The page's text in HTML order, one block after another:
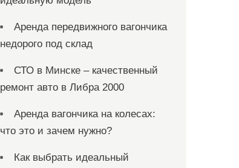
Аренда передвижного вагончика
недорого под склад
СТО в Минске – качественный
ремонт авто в Либра 2000
Аренда вагончика на колесах:
что это и зачем нужно?
Как выбрать идеальный